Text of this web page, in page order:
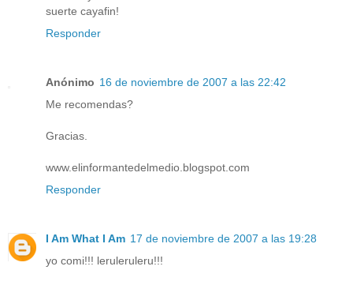
suerte cayafin!
Responder
Anónimo 16 de noviembre de 2007 a las 22:42
Me recomendas?
Gracias.
www.elinformantedelmedio.blogspot.com
Responder
I Am What I Am 17 de noviembre de 2007 a las 19:28
yo comi!!! leruleruleru!!!